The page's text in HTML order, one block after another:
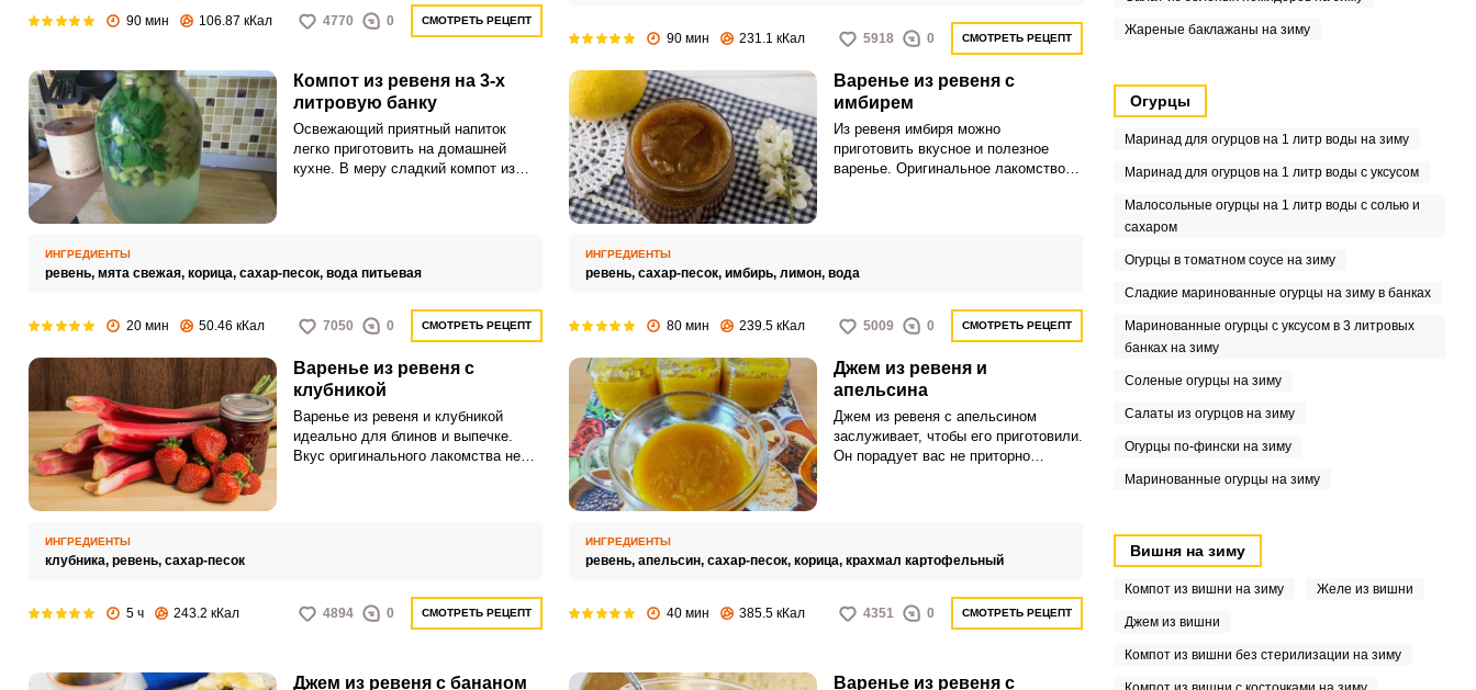
90 мин 106.87 кКал 4770 0 СМОТРЕТЬ РЕЦЕПТ
90 мин 231.1 кКал 5918 0 СМОТРЕТЬ РЕЦЕПТ
Компот из ревеня на 3-х
литровую банку
Освежающий приятный напиток
легко приготовить на домашней
кухне. В меру сладкий компот из
ИНГРЕДИЕНТЫ
ревень, мята свежая, корица, сахар-песок, вода питьевая
20 мин 50.46 кКал 7050 0 СМОТРЕТЬ РЕЦЕПТ
Варенье из ревеня с
имбирем
Из ревеня имбиря можно
приготовить вкусное и полезное
варенье. Оригинальное лакомство
ИНГРЕДИЕНТЫ
ревень, сахар-песок, имбирь, лимон, вода
80 мин 239.5 кКал 5009 0 СМОТРЕТЬ РЕЦЕПТ
Варенье из ревеня с
клубникой
Варенье из ревеня и клубникой
идеально для блинов и выпечке.
Вкус оригинального лакомства не
ИНГРЕДИЕНТЫ
клубника, ревень, сахар-песок
5 ч 243.2 кКал 4894 0 СМОТРЕТЬ РЕЦЕПТ
Джем из ревеня и
апельсина
Джем из ревеня с апельсином
заслуживает, чтобы его приготовили.
Он порадует вас не приторно
ИНГРЕДИЕНТЫ
ревень, апельсин, сахар-песок, корица, крахмал картофельный
40 мин 385.5 кКал 4351 0 СМОТРЕТЬ РЕЦЕПТ
Джем из ревеня с бананом Варенье из ревеня с
Жареные баклажаны на зиму
Огурцы
Маринад для огурцов на 1 литр воды на зиму
Маринад для огурцов на 1 литр воды с уксусом
Малосольные огурцы на 1 литр воды с солью и
сахаром
Огурцы в томатном соусе на зиму
Сладкие маринованные огурцы на зиму в банках
Маринованные огурцы с уксусом в 3 литровых
банках на зиму
Соленые огурцы на зиму
Салаты из огурцов на зиму
Огурцы по-фински на зиму
Маринованные огурцы на зиму
Вишня на зиму
Компот из вишни на зиму Желе из вишни
Джем из вишни
Компот из вишни без стерилизации на зиму